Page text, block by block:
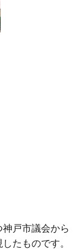
戸市議会から
たものです。